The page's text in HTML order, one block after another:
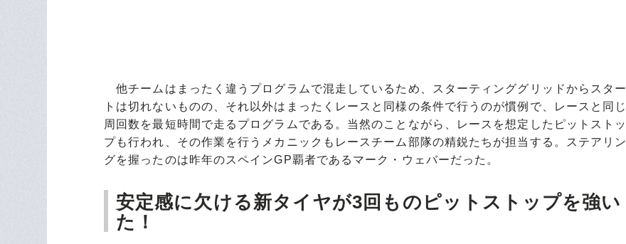
他チームはまったく違うプログラムで混走しているため、スターティンググリッドからスター
トは切れないものの、それ以外はまったくレースと同様の条件で行うのが慣例で、レースと同じ
周回数を最短時間で走るプログラムである。当然のことながら、レースを想定したピットストッ
プも行われ、その作業を行うメカニックもレースチーム部隊の精鋭たちが担当する。ステアリン
グを握ったのは昨年のスペインGP覇者であるマーク・ウェバーだった。
安定感に欠ける新タイヤが3回ものピットストップを強い
た！